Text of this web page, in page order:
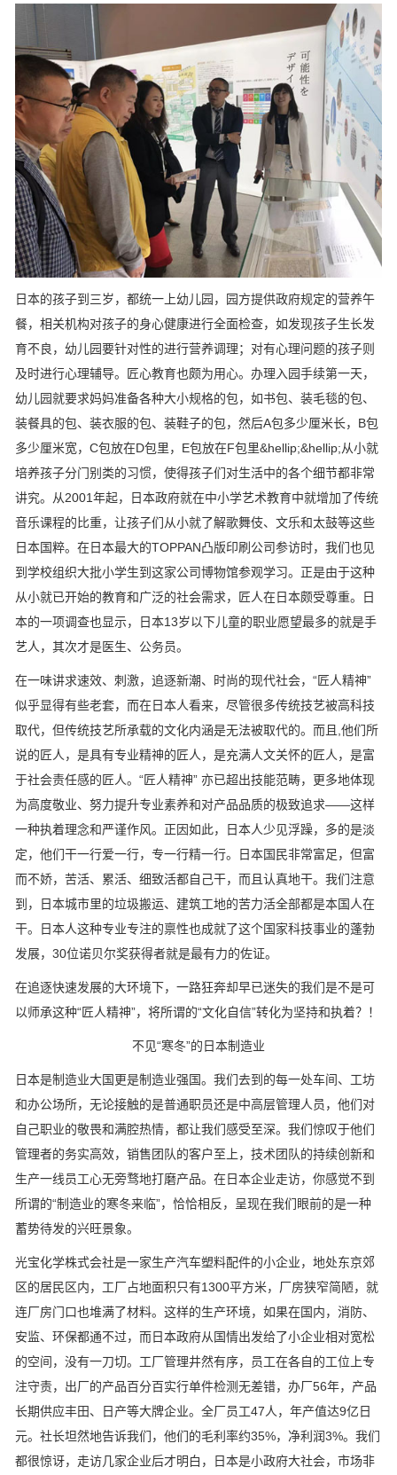
日本的孩子到三岁，都统一上幼儿园，园方提供政府规定的营养午
餐，相关机构对孩子的身心健康进行全面检查，如发现孩子生长发
育不良，幼儿园要针对性的进行营养调理；对有心理问题的孩子则
及时进行心理辅导。匠心教育也颇为用心。办理入园手续第一天，
幼儿园就要求妈妈准备各种大小规格的包，如书包、装毛毯的包、
装餐具的包、装衣服的包、装鞋子的包，然后A包多少厘米长，B包
多少厘米宽，C包放在D包里，E包放在F包里&hellip;&hellip;从小就
培养孩子分门别类的习惯，使得孩子们对生活中的各个细节都非常
讲究。从2001年起，日本政府就在中小学艺术教育中就增加了传统
音乐课程的比重，让孩子们从小就了解歌舞伎、文乐和太鼓等这些
日本国粹。在日本最大的TOPPAN凸版印刷公司参访时，我们也见
到学校组织大批小学生到这家公司博物馆参观学习。正是由于这种
从小就已开始的教育和广泛的社会需求，匠人在日本颇受尊重。日
本的一项调查也显示，日本13岁以下儿童的职业愿望最多的就是手
艺人，其次才是医生、公务员。
在一味讲求速效、刺激，追逐新潮、时尚的现代社会，“匠人精神”
似乎显得有些老套，而在日本人看来，尽管很多传统技艺被高科技
取代，但传统技艺所承载的文化内涵是无法被取代的。而且,他们所
说的匠人，是具有专业精神的匠人，是充满人文关怀的匠人，是富
于社会责任感的匠人。“匠人精神” 亦已超出技能范畴，更多地体现
为高度敬业、努力提升专业素养和对产品品质的极致追求——这样
一种执着理念和严谨作风。正因如此，日本人少见浮躁，多的是淡
定，他们干一行爱一行，专一行精一行。日本国民非常富足，但富
而不娇，苦活、累活、细致活都自己干，而且认真地干。我们注意
到，日本城市里的垃圾搬运、建筑工地的苦力活全部都是本国人在
干。日本人这种专业专注的禀性也成就了这个国家科技事业的蓬勃
发展，30位诺贝尔奖获得者就是最有力的佐证。
在追逐快速发展的大环境下，一路狂奔却早已迷失的我们是不是可
以师承这种“匠人精神”，将所谓的“文化自信”转化为坚持和执着？！
不见“寒冬”的日本制造业
日本是制造业大国更是制造业强国。我们去到的每一处车间、工坊
和办公场所，无论接触的是普通职员还是中高层管理人员，他们对
自己职业的敬畏和满腔热情，都让我们感受至深。我们惊叹于他们
管理者的务实高效，销售团队的客户至上，技术团队的持续创新和
生产一线员工心无旁骛地打磨产品。在日本企业走访，你感觉不到
所谓的“制造业的寒冬来临”，恰恰相反，呈现在我们眼前的是一种
蓄势待发的兴旺景象。
光宝化学株式会社是一家生产汽车塑料配件的小企业，地处东京郊
区的居民区内，工厂占地面积只有1300平方米，厂房狭窄简陋，就
连厂房门口也堆满了材料。这样的生产环境，如果在国内，消防、
安监、环保都通不过，而日本政府从国情出发给了小企业相对宽松
的空间，没有一刀切。工厂管理井然有序，员工在各自的工位上专
注守责，出厂的产品百分百实行单件检测无差错，办厂56年，产品
长期供应丰田、日产等大牌企业。全厂员工47人，年产值达9亿日
元。社长坦然地告诉我们，他们的毛利率约35%，净利润3%。我们
都很惊讶，走访几家企业后才明白，日本是小政府大社会，市场非